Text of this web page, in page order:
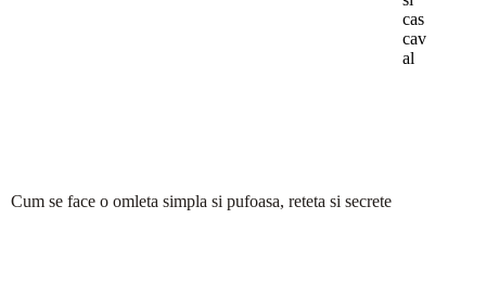
Cum se face o omleta simpla si pufoasa, reteta si secrete
cas
cav
al